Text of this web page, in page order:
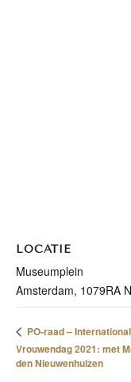
LOCATIE
Museumplein
Amsterdam, 1079RA
PO-raad –
Vrouwendag 2021: met
den Nieuwenhuizen